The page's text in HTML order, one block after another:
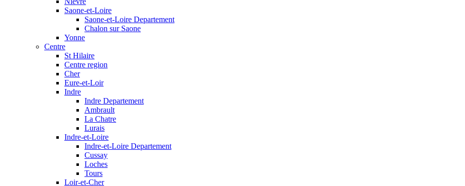
Saone-et-Loire
Saone-et-Loire Departement
Chalon sur Saone
Yonne
Centre
St Hilaire
Centre region
Cher
Eure-et-Loir
Indre
Indre Departement
Ambrault
La Chatre
Lurais
Indre-et-Loire
Indre-et-Loire Departement
Cussay
Loches
Tours
Loir-et-Cher